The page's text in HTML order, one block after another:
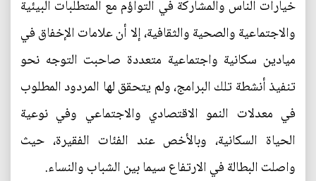
خيارات الناس والمشاركة في التواؤم مع المتطلبات البيئية
والاجتماعية والصحية والثقافية، إلا أن علامات الإخفاق في
ميادين سكانية واجتماعية متعددة صاحبت التوجه نحو
تنفيذ أنشطة تلك البرامج، ولم يتحقق لها المردود المطلوب
في معدلات النمو الاقتصادي والاجتماعي وفي نوعية
الحياة السكانية، وبالأخص عند الفئات الفقيرة، حيث
واصلت البطالة في الارتفاع سيما بين الشباب والنساء.